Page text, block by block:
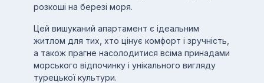
розкоші на березі моря.
Цей вишуканий апартамент є ідеальним
житлом для тих, хто цінує комфорт і зручність,
а також прагне насолодитися всіма принадами
морського відпочинку і унікального вигляду
турецької культури.